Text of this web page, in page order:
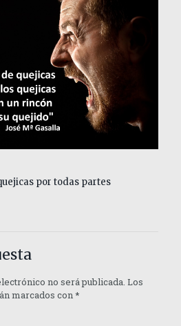
por todas partes
no será publicada. Los
marcados con*